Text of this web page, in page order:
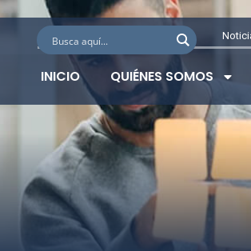
INICIO QUIÉNES SOMOS